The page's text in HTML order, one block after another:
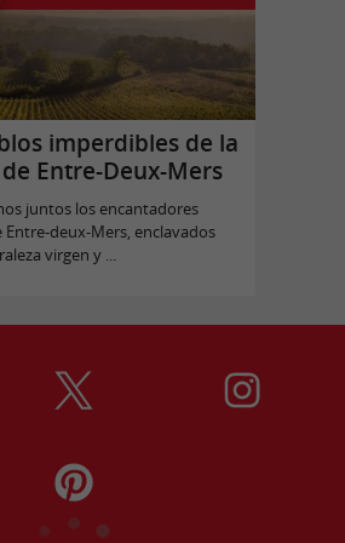
imperdibles de la
Entre-Deux-Mers
juntos los encantadores
Entre-deux-Mers, enclavados
virgen y ...